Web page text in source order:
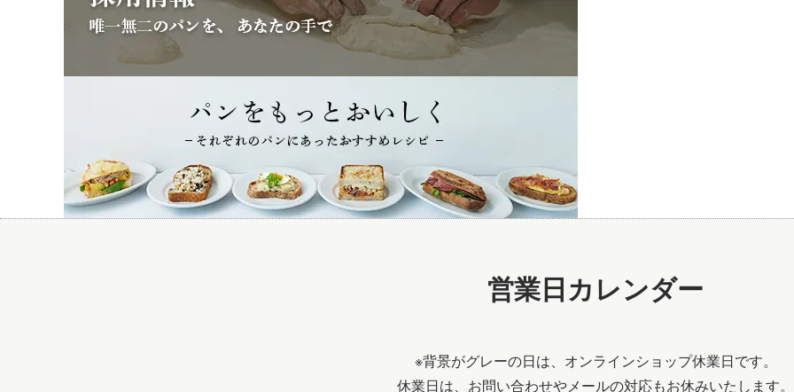
営業日カレンダー
※背景がグレーの日は、オンラインショップ休業日です。
休業日は、お問い合わせやメールの対応もお休みいたします。